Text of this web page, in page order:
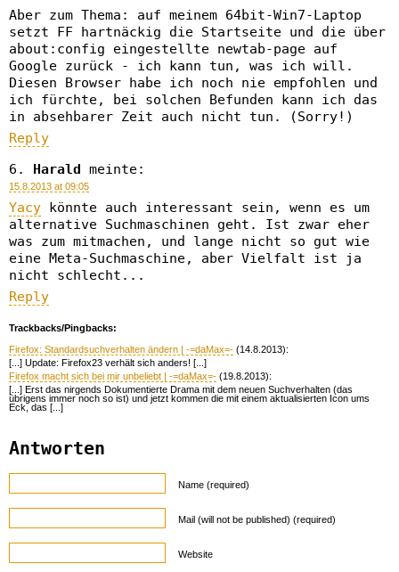
Aber zum Thema: auf meinem 64bit-Win7-Laptop
setzt FF hartnäckig die Startseite und die über
about:config eingestellte newtab-page auf
Google zurück - ich kann tun, was ich will.
Diesen Browser habe ich noch nie empfohlen und
ich fürchte, bei solchen Befunden kann ich das
in absehbarer Zeit auch nicht tun. (Sorry!)
Reply
Harald meinte:
15.8.2013 at 09:05
Yacy könnte auch interessant sein, wenn es um
alternative Suchmaschinen geht. Ist zwar eher
was zum mitmachen, und lange nicht so gut wie
eine Meta-Suchmaschine, aber Vielfalt ist ja
nicht schlecht...
Reply
Trackbacks/Pingbacks:
Firefox: Standardsuchverhalten ändern | -=daMax=- (14.8.2013):
[...] Update: Firefox23 verhält sich anders! [...]
Firefox macht sich bei mir unbeliebt | -=daMax=- (19.8.2013):
[...] Erst das nirgends Dokumentierte Drama mit dem neuen Suchverhalten (das
übrigens immer noch so ist) und jetzt kommen die mit einem aktualisierten Icon ums
Eck, das [...]
Antworten
Name (required)
Mail (will not be published) (required)
Website